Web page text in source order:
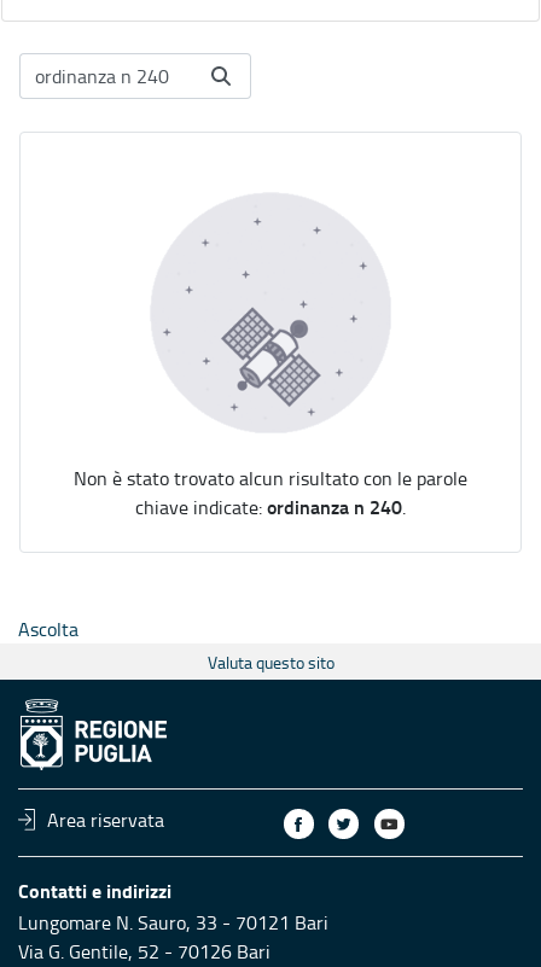
Non è stato trovato alcun risultato con le parole
chiave indicate:ordinanza n 240.
Ascolta
Valuta questo sito
Area riservata
Contatti e indirizzi
Lungomare N. Sauro, 33 - 70121 Bari
Via G. Gentile, 52 - 70126 Bari